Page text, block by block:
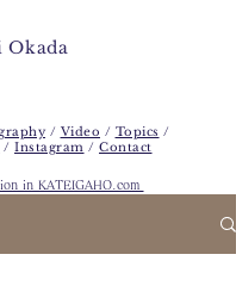
Okada
/ Video / Topics /
/ Instagram / Contact
in KATEIGAHO.com